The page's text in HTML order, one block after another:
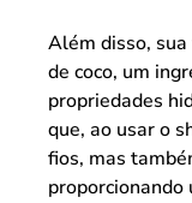
Além disso,
de coco, um
propriedades
que, ao usar o
fios, mas